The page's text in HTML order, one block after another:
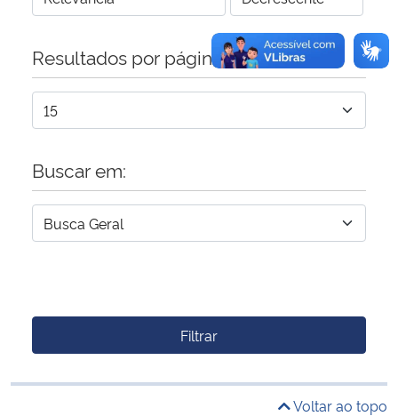
Advocacia-Geral da União
Banco Central do Brasil
Planalto
Resultados por página:
Buscar em:
Filtrar
Voltar ao topo